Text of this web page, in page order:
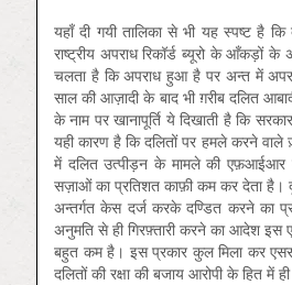
यहाँ दी गयी तालिका से भी यह स्पष्ट है कि
राष्ट्रीय अपराध रिकॉर्ड ब्यूरो के आँकड़ों
चलता है कि अपराध हुआ है पर अन्त में
साल की आज़ादी के बाद भी ग़रीब दलित
के नाम पर खानापूर्ति ये दिखाती है कि
यही कारण है कि दलितों पर हमले करने
में दलित उत्पीड़न के मामले की एफ़आईआर
सज़ाओं का प्रतिशत काफ़ी कम कर देता है।
अन्तर्गत केस दर्ज करके दण्डित करने का
अनुमति से ही गिरफ़्तारी करने का आदेश
बहुत कम है। इस प्रकार कुल मिला कर
दलितों की रक्षा की बजाय आरोपी के हित में